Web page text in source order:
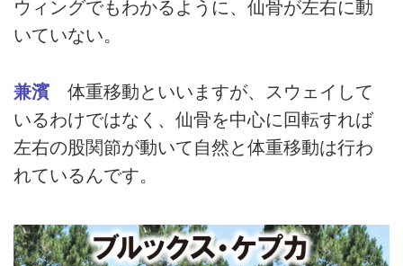
ウィングでもわかるように、仙骨が左右に動
いていない。
兼濱 体重移動といいますが、スウェイして
いるわけではなく、仙骨を中心に回転すれば
左右の股関節が動いて自然と体重移動は行わ
れているんです。